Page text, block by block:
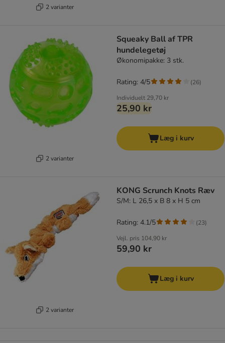
2 varianter
2 varianter
Squeaky Ball af TPR
hundelegetøj
Økonomipakke: 3 stk.
Individuelt 29,70 kr
25,90 kr
Rating: 4/5 (26)
Læg i kurv
2 varianter
KONG Scrunch Knots Ræv
S/M: L 26,5 x B 8 x H 5 cm
Vejl. pris 104,90 kr
59,90 kr
Rating: 4.1/5 (23)
Læg i kurv